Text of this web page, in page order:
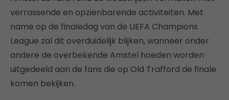
verrassende en opzienbarende activiteiten. Met
name op de finaledag van de UEFA Champions
League zal dit overduidelijk blijken, wanneer onder
andere de overbekende Amstel hoeden worden
uitgedeeld aan de fans die op Old Trafford de finale
komen bekijken.